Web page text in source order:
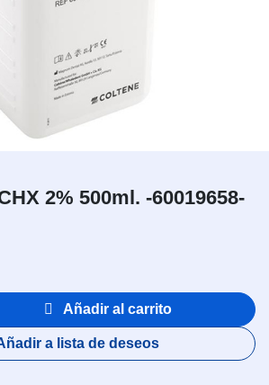
2% 500ml. -60019658-
Añadir al carrito
a lista de deseos